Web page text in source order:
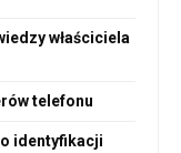
właściciela
telefonu
identyfikacji